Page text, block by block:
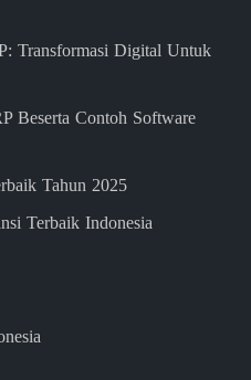
Transformasi Digital Untuk
Beserta Contoh Software
Tahun 2025
Terbaik Indonesia